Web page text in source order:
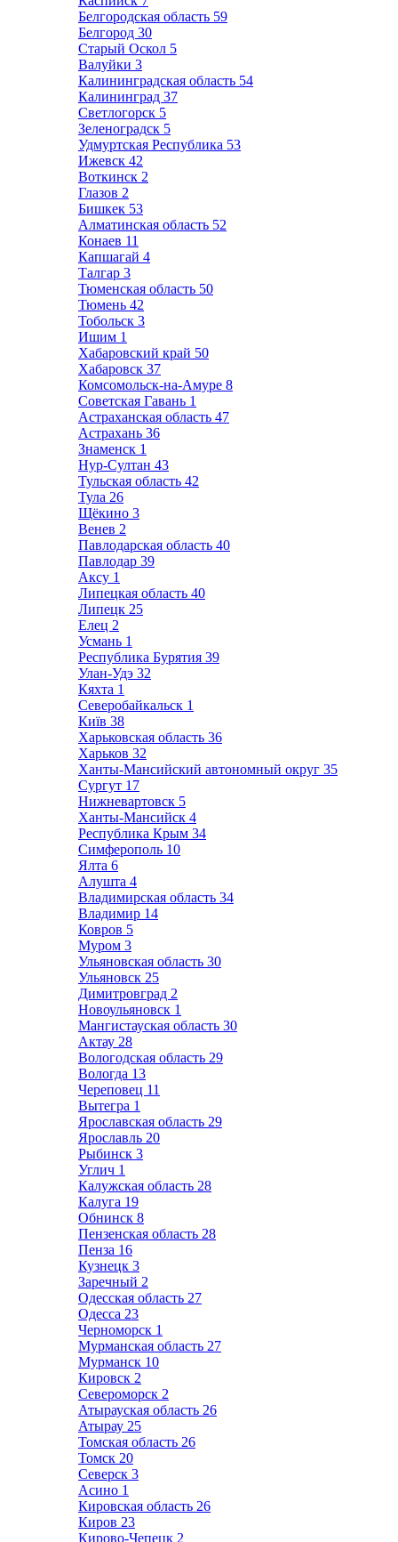
Белгородская область 59
Белгород 30
Старый Оскол 5
Валуйки 3
Калининградская область 54
Калининград 37
Светлогорск 5
Зеленоградск 5
Удмуртская Республика 53
Ижевск 42
Воткинск 2
Глазов 2
Бишкек 53
Алматинская область 52
Конаев 11
Капшагай 4
Талгар 3
Тюменская область 50
Тюмень 42
Тобольск 3
Ишим 1
Хабаровский край 50
Хабаровск 37
Комсомольск-на-Амуре 8
Советская Гавань 1
Астраханская область 47
Астрахань 36
Знаменск 1
Нур-Султан 43
Тульская область 42
Тула 26
Щёкино 3
Венев 2
Павлодарская область 40
Павлодар 39
Аксу 1
Липецкая область 40
Липецк 25
Елец 2
Усмань 1
Республика Бурятия 39
Улан-Удэ 32
Кяхта 1
Северобайкальск 1
Київ 38
Харьковская область 36
Харьков 32
Ханты-Мансийский автономный округ 35
Сургут 17
Нижневартовск 5
Ханты-Мансийск 4
Республика Крым 34
Симферополь 10
Ялта 6
Алушта 4
Владимирская область 34
Владимир 14
Ковров 5
Муром 3
Ульяновская область 30
Ульяновск 25
Димитровград 2
Новоульяновск 1
Мангистауская область 30
Актау 28
Вологодская область 29
Вологда 13
Череповец 11
Вытегра 1
Ярославская область 29
Ярославль 20
Рыбинск 3
Углич 1
Калужская область 28
Калуга 19
Обнинск 8
Пензенская область 28
Пенза 16
Кузнецк 3
Заречный 2
Одесская область 27
Одесса 23
Черноморск 1
Мурманская область 27
Мурманск 10
Кировск 2
Североморск 2
Атырауская область 26
Атырау 25
Томская область 26
Томск 20
Северск 3
Асино 1
Кировская область 26
Киров 23
Кирово-Чепецк 2